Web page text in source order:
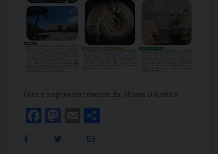
Foto e pieghevole concessi dal Museo D’Aumale
Facebook
Mastodon
Email